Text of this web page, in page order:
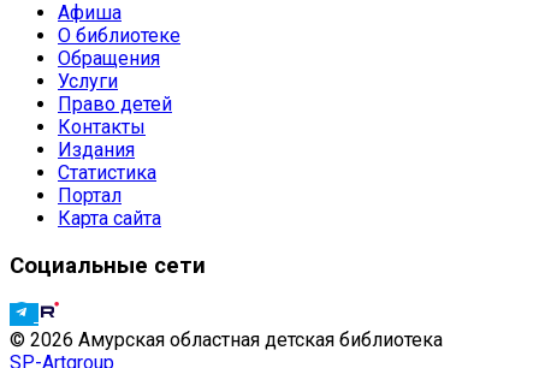
Афиша
О библиотеке
Обращения
Услуги
Право детей
Контакты
Издания
Статистика
Портал
Карта сайта
Социальные сети
© 2026 Амурская областная детская библиотека
SP-Artgroup